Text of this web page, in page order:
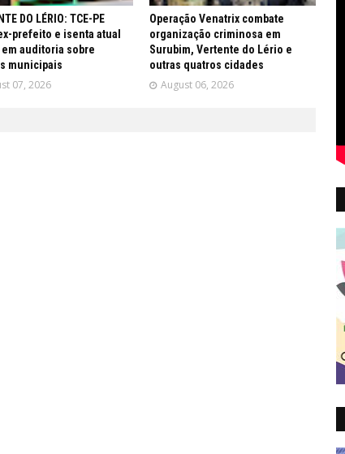
DO LÉRIO: TCE-PE
prefeito e isenta atual
auditoria sobre
municipais
07, 2026
Operação Venatrix combate
organização criminosa em
Surubim, Vertente do Lério e
outras quatros cidades
August 06, 2026